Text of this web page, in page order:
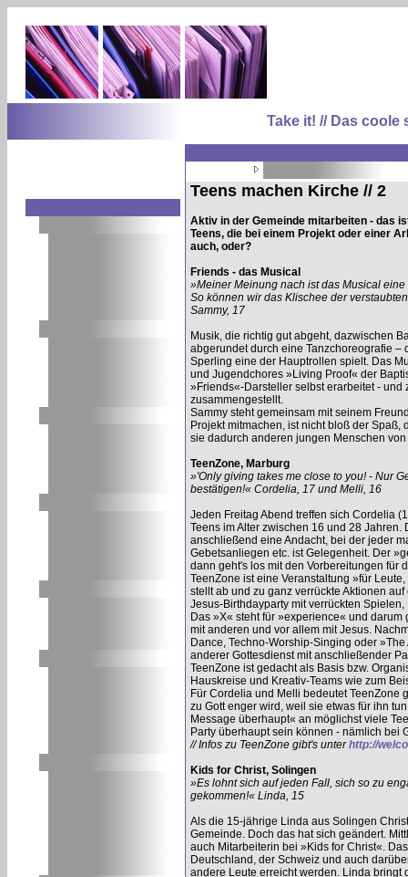
Take it! // Das
Teens machen Kirche // 2
Aktiv in der Gemeinde mitarbeiten - das
Teens, die bei einem Projekt oder einer
auch, oder?
Friends - das Musical
»Meiner Meinung nach ist das Musical
So können wir das Klischee der
Sammy, 17
Musik, die richtig gut abgeht, dazwischen
abgerundet durch eine Tanzchoreografie –
Sperling eine der Hauptrollen spielt. Das
und Jugendchores »Living Proof« der
»Friends«-Darsteller selbst erarbeitet -
zusammengestellt.
Sammy steht gemeinsam mit seinem
Projekt mitmachen, ist nicht bloß der
sie dadurch anderen jungen Menschen
TeenZone, Marburg
»'Only giving takes me close to you! - Nur
bestätigen!« Cordelia, 17 und Melli, 16
Jeden Freitag Abend treffen sich Cordelia
Teens im Alter zwischen 16 und 28
anschließend eine Andacht, bei der jeder
Gebetsanliegen etc. ist Gelegenheit. Der
dann geht's los mit den Vorbereitungen für
TeenZone ist eine Veranstaltung »für
stellt ab und zu ganz verrückte Aktionen
Jesus-Birthdayparty mit verrückten
Das »X« steht für »experience« und
mit anderen und vor allem mit Jesus.
Dance, Techno-Worship-Singing oder
anderer Gottesdienst mit anschließender
TeenZone ist gedacht als Basis bzw.
Hauskreise und Kreativ-Teams wie zum
Für Cordelia und Melli bedeutet
zu Gott enger wird, weil sie etwas für ihn
Message überhaupt« an möglichst viele
Party überhaupt sein können - nämlich bei
// Infos zu TeenZone gibt's unterhttp://
Kids for Christ, Solingen
»Es lohnt sich auf jeden Fall, sich so zu
gekommen!« Linda, 15
Als die 15-jährige Linda aus Solingen
Gemeinde. Doch das hat sich geändert.
auch Mitarbeiterin bei »Kids for Christ«.
Deutschland, der Schweiz und auch
andere Leute erreicht werden. Linda bringt